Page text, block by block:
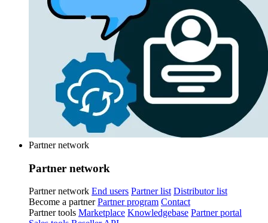
Partner network
Partner network
Partner network End users Partner list Distributor list
Become a partner Partner program Contact
Partner tools Marketplace Knowledgebase Partner portal